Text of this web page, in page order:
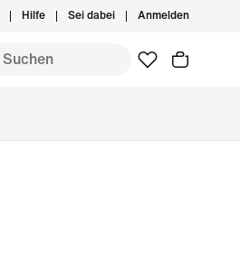
Hilfe Sei dabei Anmelden